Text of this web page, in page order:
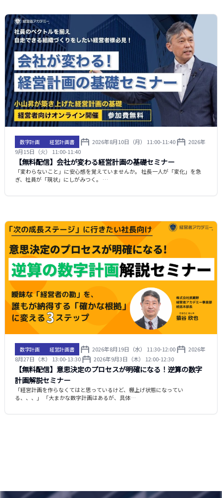
数字計画 経営計画書 2026年8月10日（月） 11:00-11:40
2026年
9月15日（火） 11:00-11:40
【無料配信】会社が変わる経営計画の基礎セミナー
「変わらないこと」に安心感を覚えていませんか。 社長一人が「変化」を急
ぎ、社員が「現状」にしがみつく。 …
数字計画 経営計画書 2026年8月19日（水） 11:30-12:00
2026年
8月27日（木） 13:00-13:30
2026年9月3日（木） 12:00-12:30
【無料配信】意思決定のプロセスが明確になる！逆算の数字
計画解説セミナー
「経営計画を作らなくてはと思っているけど、棚上げ状態になってい
る、、、」 「大まかな数字計画はあるが、具体…